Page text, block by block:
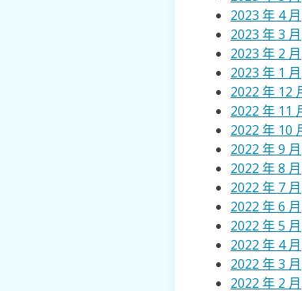
2023 年 4 月
2023 年 3 月
2023 年 2 月
2023 年 1 月
2022 年 12
2022 年 11
2022 年 10
2022 年 9 月
2022 年 8 月
2022 年 7 月
2022 年 6 月
2022 年 5 月
2022 年 4 月
2022 年 3 月
2022 年 2 月